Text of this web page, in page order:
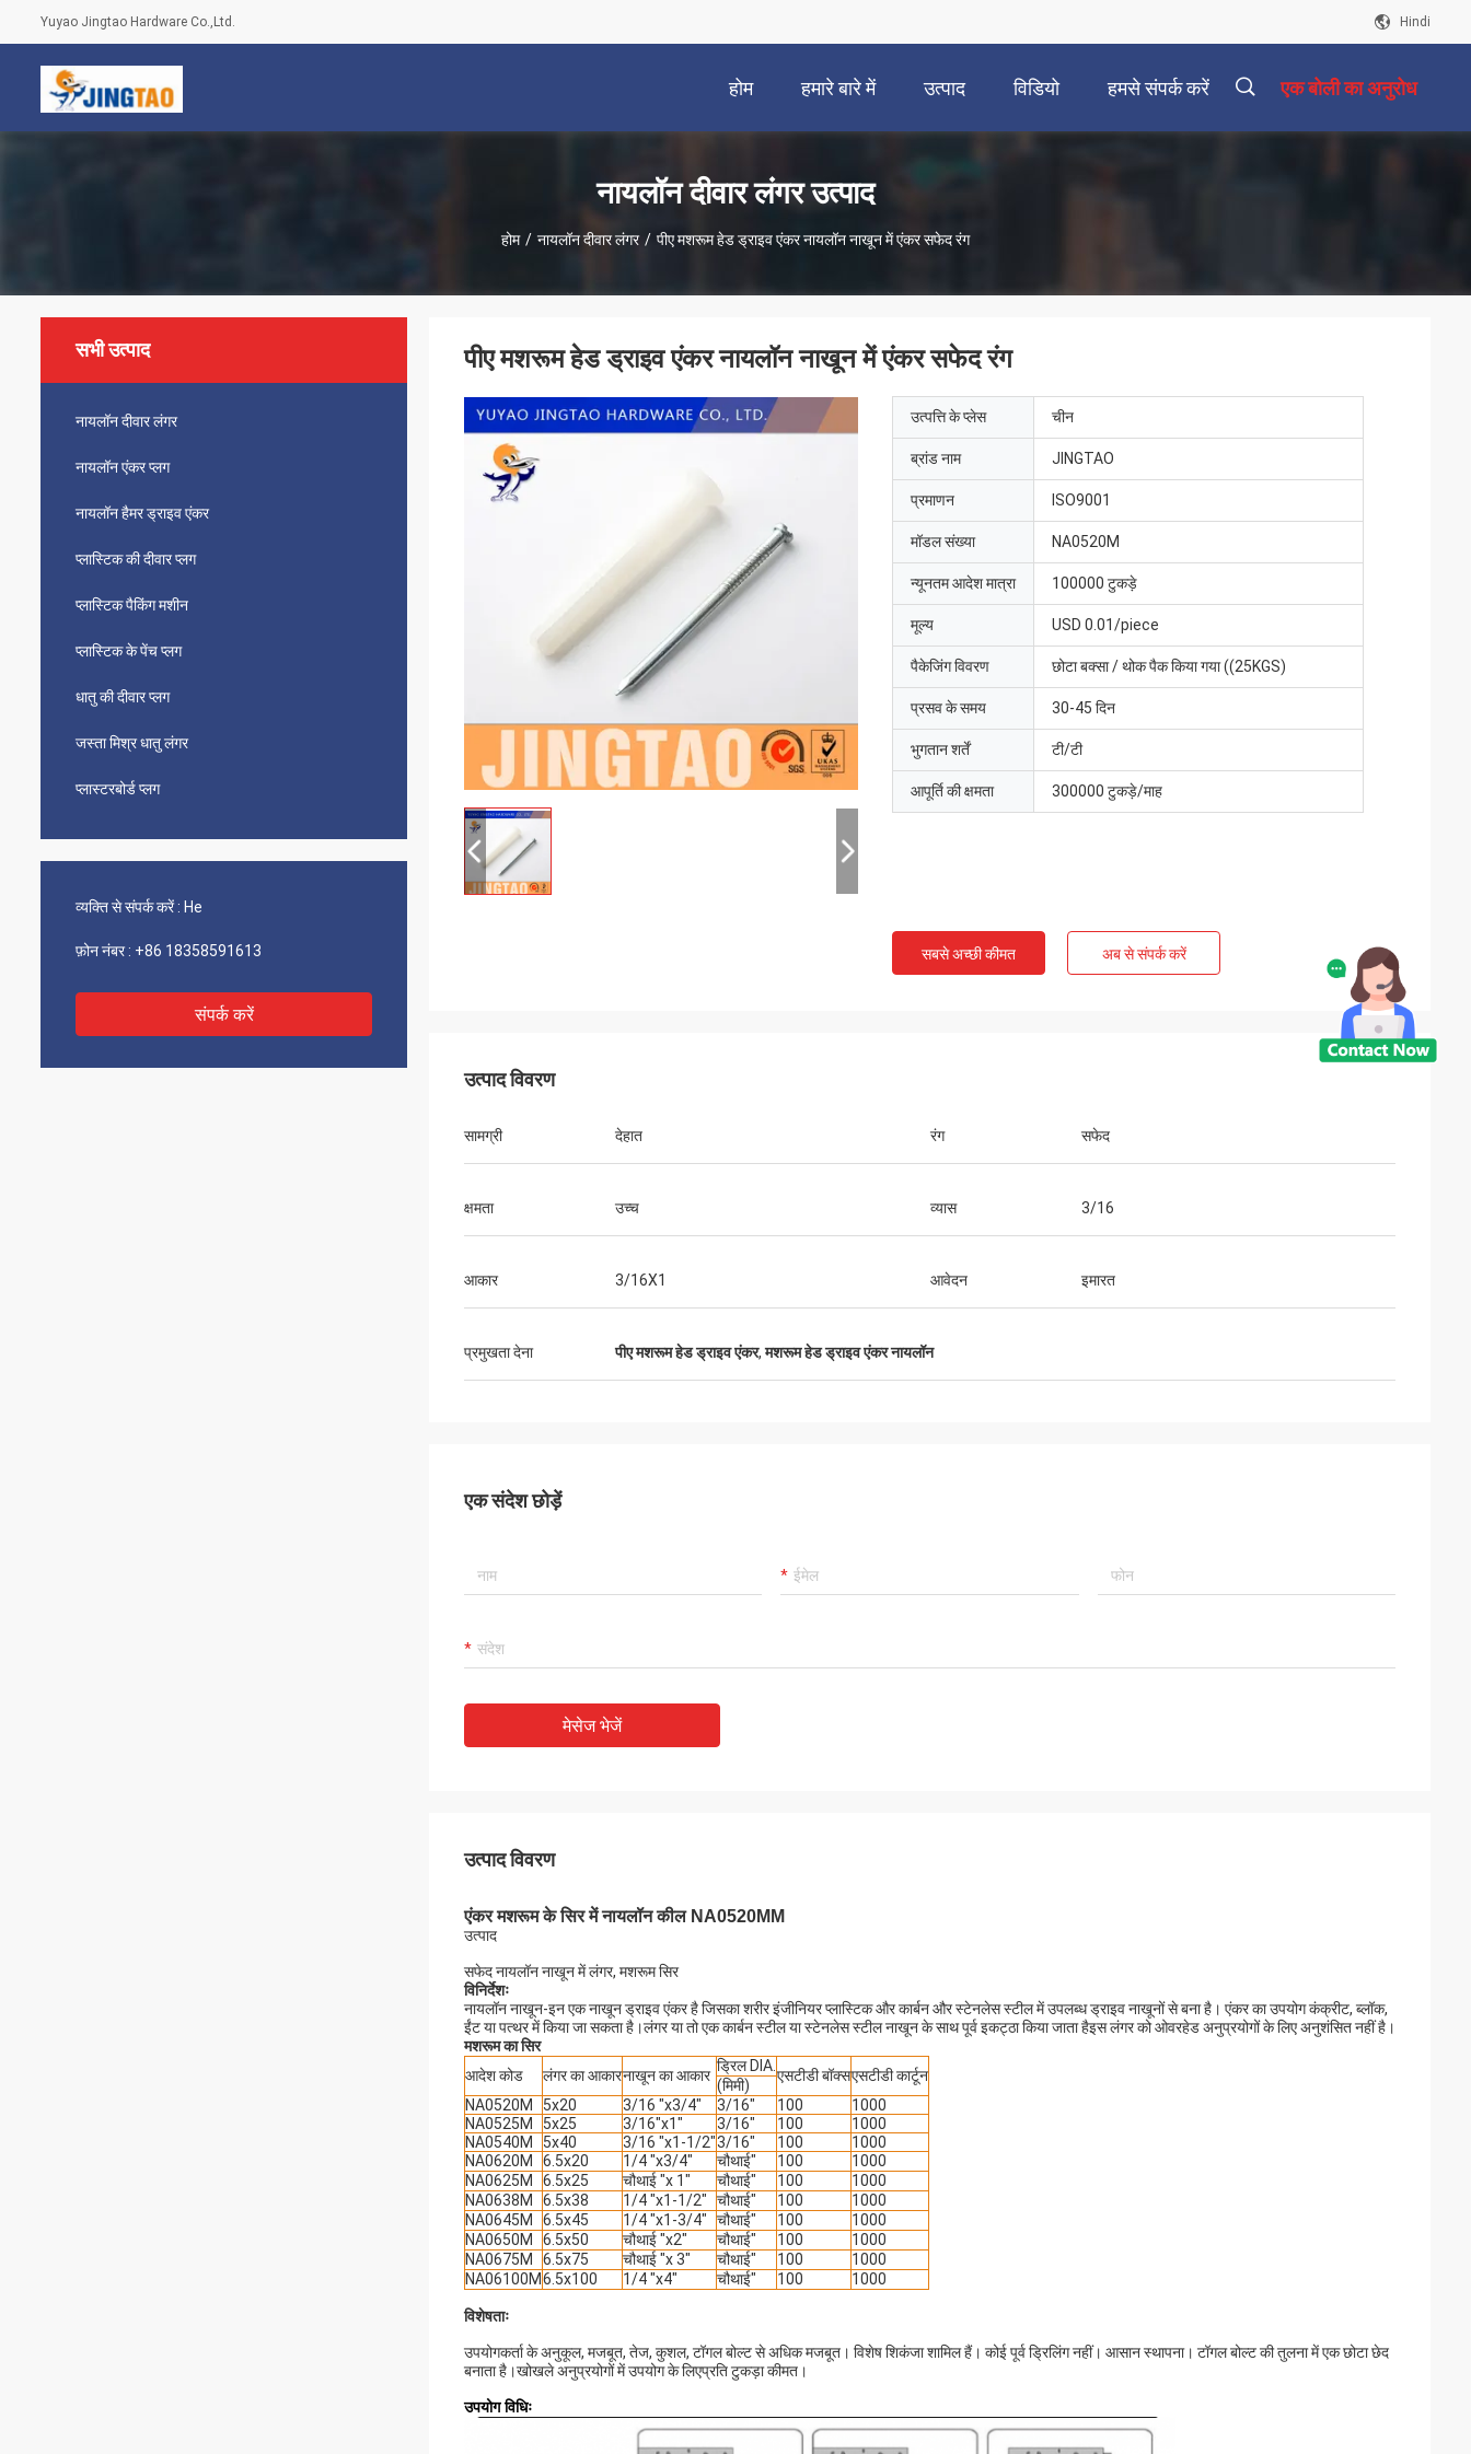
Yuyao Jingtao Hardware Co.,Ltd. Hindi
होम हमारे बारे में उत्पाद विडियो हमसे संपर्क करें एक बोली का अनुरोध
नायलॉन दीवार लंगर उत्पाद
होम / नायलॉन दीवार लंगर / पीए मशरूम हेड ड्राइव एंकर नायलॉन नाखून में एंकर सफेद रंग
सभी उत्पाद
नायलॉन दीवार लंगर
नायलॉन एंकर प्लग
नायलॉन हैमर ड्राइव एंकर
प्लास्टिक की दीवार प्लग
प्लास्टिक पैकिंग मशीन
प्लास्टिक के पेंच प्लग
धातु की दीवार प्लग
जस्ता मिश्र धातु लंगर
प्लास्टरबोर्ड प्लग
व्यक्ति से संपर्क करें : He
फ़ोन नंबर : +86 18358591613
संपर्क करें
पीए मशरूम हेड ड्राइव एंकर नायलॉन नाखून में एंकर सफेद रंग
उत्पत्ति के प्लेस चीन
ब्रांड नाम JINGTAO
प्रमाणन ISO9001
मॉडल संख्या NA0520M
न्यूनतम आदेश मात्रा 100000 टुकड़े
मूल्य USD 0.01/piece
पैकेजिंग विवरण छोटा बक्सा / थोक पैक किया गया ((25KGS)
प्रसव के समय 30-45 दिन
भुगतान शर्तें टी/टी
आपूर्ति की क्षमता 300000 टुकड़े/माह
सबसे अच्छी कीमत अब से संपर्क करें
उत्पाद विवरण
सामग्री देहात रंग सफेद
क्षमता उच्च व्यास 3/16
आकार 3/16X1 आवेदन इमारत
प्रमुखता देना पीए मशरूम हेड ड्राइव एंकर,मशरूम हेड ड्राइव एंकर नायलॉन
एक संदेश छोड़ें
मेसेज भेजें
उत्पाद विवरण
एंकर मशरूम के सिर में नायलॉन कील NA0520MM
उत्पाद
सफेद नायलॉन नाखून में लंगर, मशरूम सिर
विनिर्देशः
नायलॉन नाखून-इन एक नाखून ड्राइव एंकर है जिसका शरीर इंजीनियर प्लास्टिक और कार्बन और स्टेनलेस स्टील में उपलब्ध ड्राइव नाखूनों से बना है। एंकर का उपयोग कंक्रीट, ब्लॉक,
ईंट या पत्थर में किया जा सकता है।लंगर या तो एक कार्बन स्टील या स्टेनलेस स्टील नाखून के साथ पूर्व इकट्ठा किया जाता हैइस लंगर को ओवरहेड अनुप्रयोगों के लिए अनुशंसित नहीं है।
मशरूम का सिर
आदेश कोड
लंगर का आकारनाखून का आकार
ड्रिल DIA.
एसटीडी बॉक्सएसटीडी कार्टून
(मिमी)
NA0520M
5x20 3/16 "x3/4" 3/16" 100
1000
NA0525M
5x25 3/16"x1" 3/16" 100
1000
NA0540M
5x40 3/16 "x1-1/2"3/16" 100
1000
NA0620M
6.5x20 1/4 "x3/4" चौथाई" 100
1000
NA0625M
6.5x25 चौथाई "x 1" चौथाई" 100
1000
NA0638M
6.5x38 1/4 "x1-1/2" चौथाई" 100
1000
NA0645M
6.5x45 1/4 "x1-3/4" चौथाई" 100
1000
NA0650M
6.5x50 चौथाई "x2" चौथाई" 100
1000
NA0675M
6.5x75 चौथाई "x 3" चौथाई" 100
1000
NA06100M6.5x100 1/4 "x4" चौथाई" 100 1000
विशेषताः
उपयोगकर्ता के अनुकूल, मजबूत, तेज, कुशल, टॉगल बोल्ट से अधिक मजबूत। विशेष शिकंजा शामिल हैं। कोई पूर्व ड्रिलिंग नहीं। आसान स्थापना। टॉगल बोल्ट की तुलना में एक छोटा छेद
बनाता है।खोखले अनुप्रयोगों में उपयोग के लिएप्रति टुकड़ा कीमत।
उपयोग विधिः